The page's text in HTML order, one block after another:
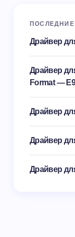
Драйвер
Драйвер
Format — E9
Драйвер
Драйвер
Драйвер